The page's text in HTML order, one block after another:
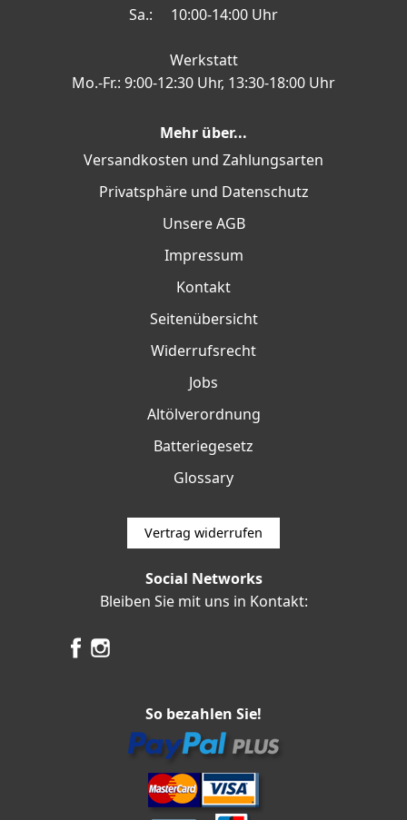
Sa.: 10:00-14:00 Uhr
Werkstatt
Mo.-Fr.: 9:00-12:30 Uhr, 13:30-18:00 Uhr
Mehr über...
Versandkosten und Zahlungsarten
Privatsphäre und Datenschutz
Unsere AGB
Impressum
Kontakt
Seitenübersicht
Widerrufsrecht
Jobs
Altölverordnung
Batteriegesetz
Glossary
Vertrag widerrufen
Social Networks
Bleiben Sie mit uns in Kontakt:
So bezahlen Sie!